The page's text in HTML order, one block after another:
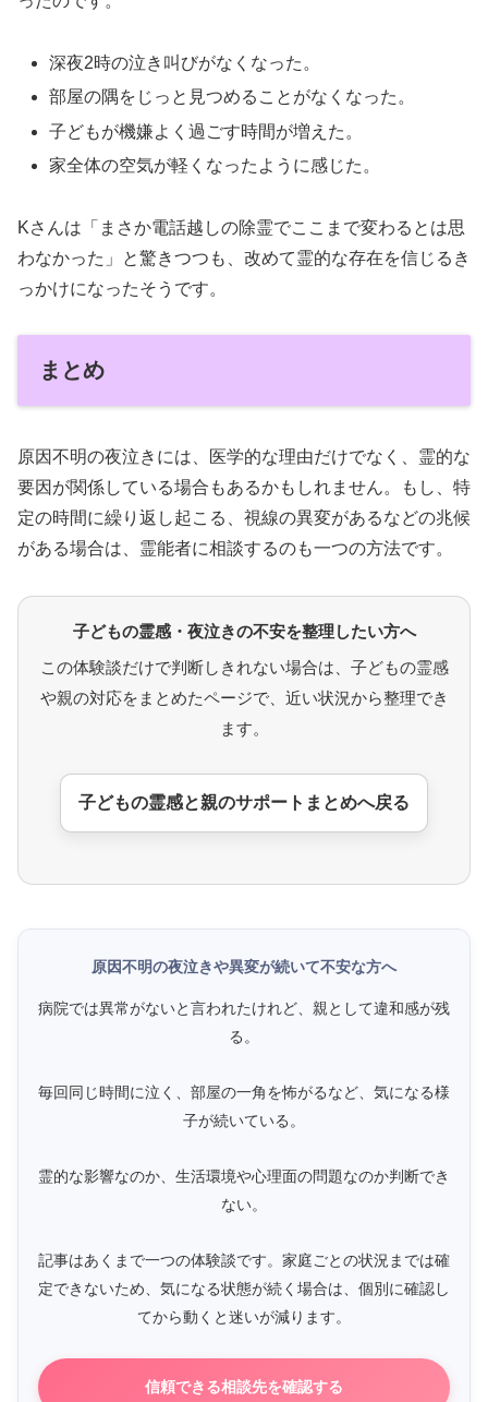
深夜2時の泣き叫びがなくなった。
部屋の隅をじっと見つめることがなくなった。
子どもが機嫌よく過ごす時間が増えた。
家全体の空気が軽くなったように感じた。
Kさんは「まさか電話越しの除霊でここまで変わるとは思
わなかった」と驚きつつも、改めて霊的な存在を信じるき
っかけになったそうです。
まとめ
原因不明の夜泣きには、医学的な理由だけでなく、霊的な
要因が関係している場合もあるかもしれません。もし、特
定の時間に繰り返し起こる、視線の異変があるなどの兆候
がある場合は、霊能者に相談するのも一つの方法です。
子どもの霊感・夜泣きの不安を整理したい方へ
この体験談だけで判断しきれない場合は、子どもの霊感
や親の対応をまとめたページで、近い状況から整理でき
ます。
子どもの霊感と親のサポートまとめへ戻る
原因不明の夜泣きや異変が続いて不安な方へ
病院では異常がないと言われたけれど、親として違和感が残
る。
毎回同じ時間に泣く、部屋の一角を怖がるなど、気になる様
子が続いている。
霊的な影響なのか、生活環境や心理面の問題なのか判断でき
ない。
記事はあくまで一つの体験談です。家庭ごとの状況までは確
定できないため、気になる状態が続く場合は、個別に確認し
てから動くと迷いが減ります。
信頼できる相談先を確認する